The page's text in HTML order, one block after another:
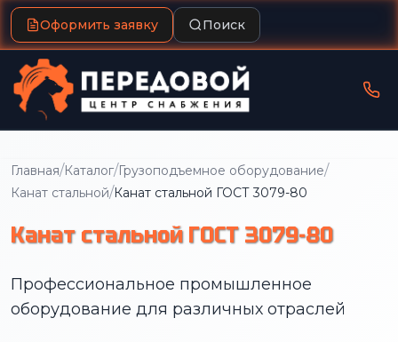
Оформить заявку Поиск
Главная/Каталог/Грузоподъемное оборудование/
Канат стальной/Канат стальной ГОСТ 3079-80
Канат стальной ГОСТ 3079-80
Профессиональное промышленное
оборудование для различных отраслей